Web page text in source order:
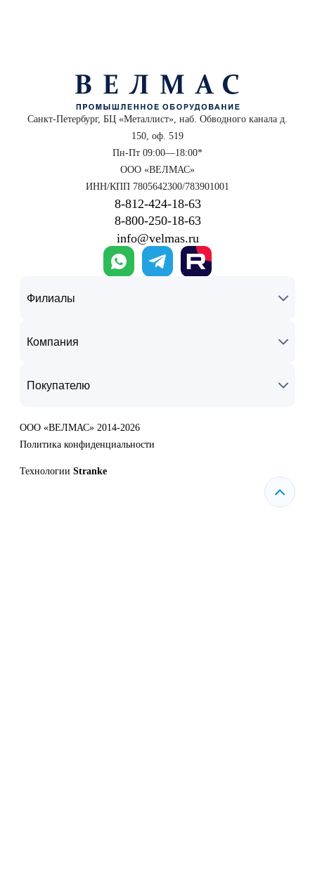
Санкт-Петербург, БЦ «Металлист», наб. Обводного канала д.
150, оф. 519
Пн-Пт 09:00—18:00*
ООО «ВЕЛМАС»
ИНН/КПП 7805642300/783901001
8‑812‑424‑18‑63
8‑800‑250‑18‑63
info@velmas.ru
Филиалы
Компания
Покупателю
ООО «ВЕЛМАС» 2014-2026
Политика конфиденциальности
Технологии Stranke